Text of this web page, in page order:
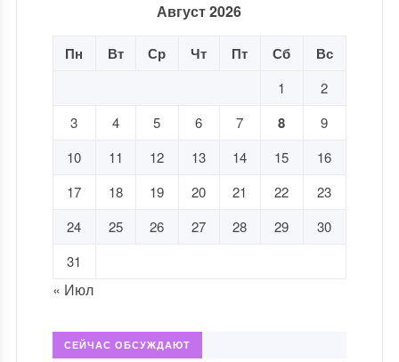
Август 2026
Пн Вт Ср Чт Пт Сб Вс
1
2
3
4 5 6 7 8
9
10
11 12 13 14 15
16
17
18 19 20 21 22
23
24
25 26 27 28 29
30
31
« Июл
СЕЙЧАС ОБСУЖДАЮТ